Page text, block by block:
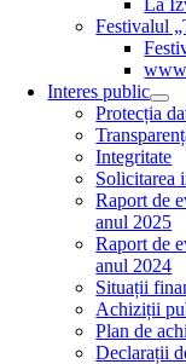
La
Festivalul
Interes public
Protecția
Integritate
Solicitarea
Raport de
anul 2025
Raport de
anul 2024
Situații
Achiziții
Plan de
Declarații